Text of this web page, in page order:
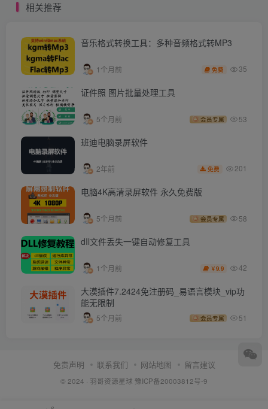
相关推荐
音乐格式转换工具：多种音频格式转MP3
1个月前 免费 35
证件照 图片批量处理工具
5个月前 会员专属 53
班迪电脑录屏软件
2年前 免费 201
电脑4K高清录屏软件 永久免费版
5个月前 会员专属 58
dIl文件丢失一键自动修复工具
1个月前 ￥9.9 42
大漠插件7.2424免注册码_易语言模块_vip功
能无限制
5个月前 会员专属 51
免责声明 联系我们 网站地图 留言建议
© 2024 · 羽哥资源星球 豫ICP备20003812号-9